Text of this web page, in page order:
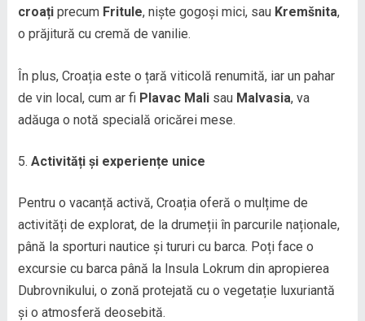
croațiprecum Fritule, niște gogoși mici, sau Kremšnita,
o prăjitură cu cremă de vanilie.
În plus, Croația este o țară viticolă renumită, iar un pahar
de vin local, cum ar fi Plavac Malisau Malvasia, va
adăuga o notă specială oricărei mese.
Activități și experiențe unice
Pentru o vacanță activă, Croația oferă o mulțime de
activități de explorat, de la drumeții în parcurile naționale,
până la sporturi nautice și tururi cu barca. Poți face o
excursie cu barca până la Insula Lokrum din apropierea
Dubrovnikului, o zonă protejată cu o vegetație luxuriantă
și o atmosferă deosebită.